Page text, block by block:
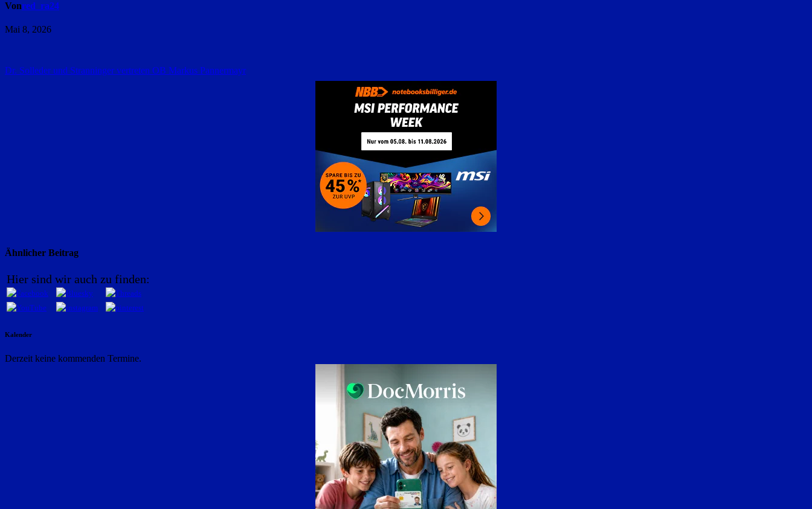
Vonred_ra24
Mai 8, 2026
Beitragsnavigation
Dr. Solleder und Stranninger vertreten OB Markus Pannermayr
Ähnlicher Beitrag
Hier sind wir auch zu finden:
Kalender
Derzeit keine kommenden Termine.